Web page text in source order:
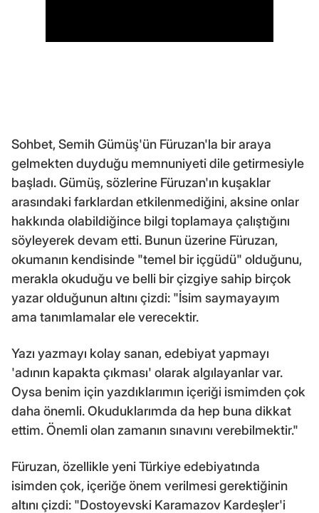
Sohbet, Semih Gümüş'ün Füruzan'la bir araya
gelmekten duyduğu memnuniyeti dile getirmesiyle
başladı. Gümüş, sözlerine Füruzan'ın kuşaklar
arasındaki farklardan etkilenmediğini, aksine onlar
hakkında olabildiğince bilgi toplamaya çalıştığını
söyleyerek devam etti. Bunun üzerine Füruzan,
okumanın kendisinde "temel bir içgüdü" olduğunu,
merakla okuduğu ve belli bir çizgiye sahip birçok
yazar olduğunun altını çizdi: "İsim saymayayım
ama tanımlamalar ele verecektir.
Yazı yazmayı kolay sanan, edebiyat yapmayı
'adının kapakta çıkması' olarak algılayanlar var.
Oysa benim için yazdıklarımın içeriği ismimden çok
daha önemli. Okuduklarımda da hep buna dikkat
ettim. Önemli olan zamanın sınavını verebilmektir."
Füruzan, özellikle yeni Türkiye edebiyatında
isimden çok, içeriğe önem verilmesi gerektiğinin
altını çizdi: "Dostoyevski Karamazov Kardeşler'i